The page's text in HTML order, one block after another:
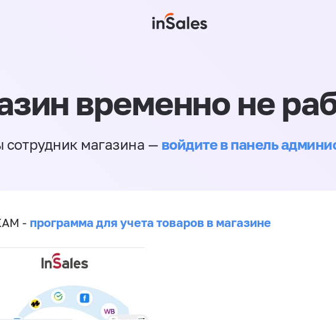
временно не
сотрудник магазина — войдите в панель
- программа для учета товаров в магазине